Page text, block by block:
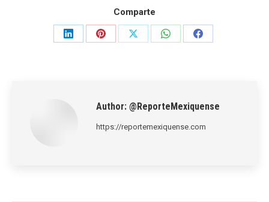
Comparte
Share
Share
Share
Share
Share
Author: @ReporteMexiquense
https://reportemexiquense.com